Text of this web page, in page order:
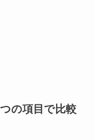
の項目で比較